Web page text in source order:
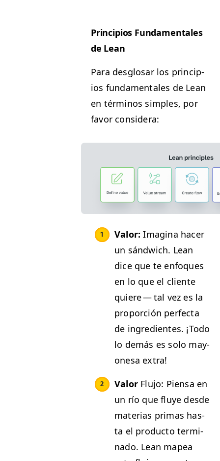
Prin­ci­p­ios Fun­da­men­tales
de Lean
Para des­glosar los prin­ci­p­
ios fun­da­men­tales de Lean
en tér­mi­nos sim­ples, por
favor considera:
Val­or:Imag­i­na hac­er
un sánd­wich. Lean
dice que te enfo­ques
en lo que el cliente
quiere — tal vez es la
pro­por­ción per­fec­ta
de ingre­di­entes. ¡Todo
lo demás es solo may­
one­sa extra!
Val­or Flu­jo: Pien­sa en
un río que fluye des­de
mate­rias pri­mas has­
ta el pro­duc­to ter­mi­
na­do. Lean mapea